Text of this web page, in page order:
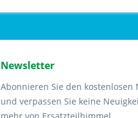
Newsletter
Abonnieren Sie den kostenlosen
und verpassen Sie keine